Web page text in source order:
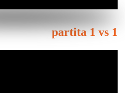
partita 1 vs 1